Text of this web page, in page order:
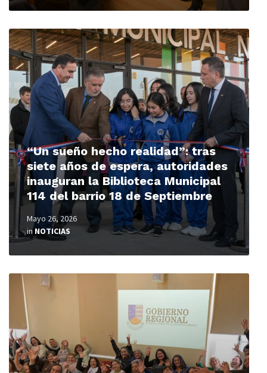
“Un sueño hecho realidad”: tras
siete años de espera, autoridades
inauguran la Biblioteca Municipal
114 del barrio 18 de Septiembre
Mayo 26, 2026
inNOTICIAS
Read
More
Read
More